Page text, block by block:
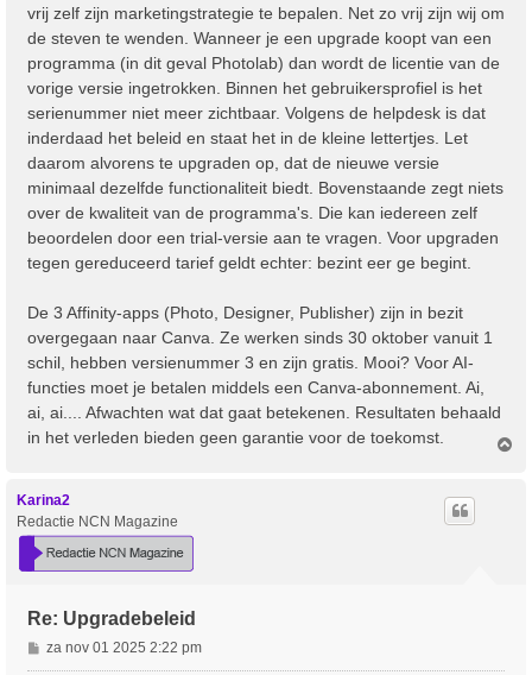
vrij zelf zijn marketingstrategie te bepalen. Net zo vrij zijn wij om
de steven te wenden. Wanneer je een upgrade koopt van een
programma (in dit geval Photolab) dan wordt de licentie van de
vorige versie ingetrokken. Binnen het gebruikersprofiel is het
serienummer niet meer zichtbaar. Volgens de helpdesk is dat
inderdaad het beleid en staat het in de kleine lettertjes. Let
daarom alvorens te upgraden op, dat de nieuwe versie
minimaal dezelfde functionaliteit biedt. Bovenstaande zegt niets
over de kwaliteit van de programma's. Die kan iedereen zelf
beoordelen door een trial-versie aan te vragen. Voor upgraden
tegen gereduceerd tarief geldt echter: bezint eer ge begint.
De 3 Affinity-apps (Photo, Designer, Publisher) zijn in bezit
overgegaan naar Canva. Ze werken sinds 30 oktober vanuit 1
schil, hebben versienummer 3 en zijn gratis. Mooi? Voor AI-
functies moet je betalen middels een Canva-abonnement. Ai,
ai, ai.... Afwachten wat dat gaat betekenen. Resultaten behaald
in het verleden bieden geen garantie voor de toekomst.
Karina2
Redactie NCN Magazine
Re: Upgradebeleid
B
e
za nov 01 2025 2:22 pm